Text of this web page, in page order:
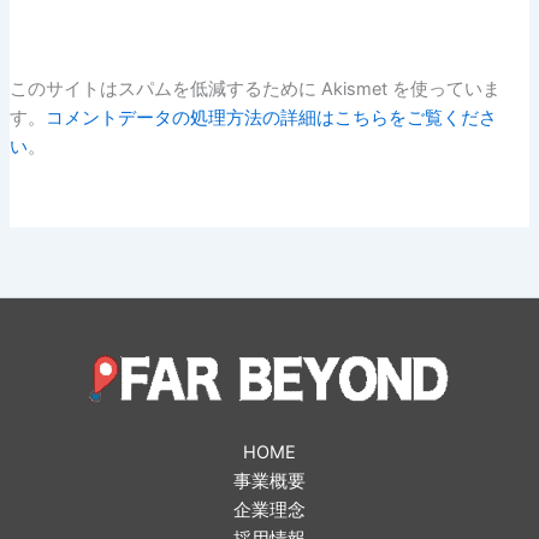
このサイトはスパムを低減するために Akismet を使っていま
す。
コメントデータの処理方法の詳細はこちらをご覧くださ
い。
HOME
事業概要
企業理念